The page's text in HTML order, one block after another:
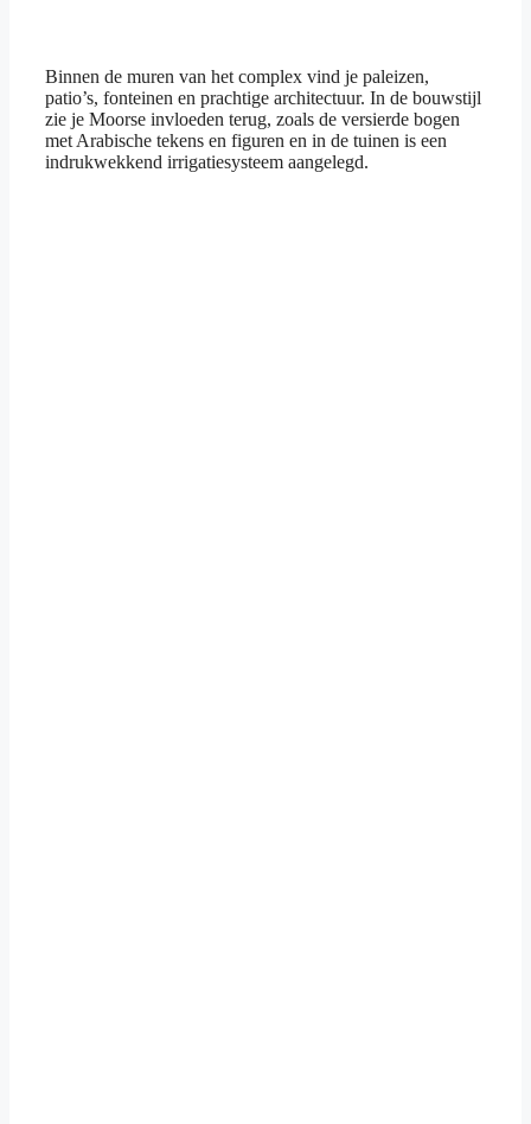
Binnen de muren van het complex vind je paleizen,
patio’s, fonteinen en prachtige architectuur. In de bouwstijl
zie je Moorse invloeden terug, zoals de versierde bogen
met Arabische tekens en figuren en in de tuinen is een
indrukwekkend irrigatiesysteem aangelegd.